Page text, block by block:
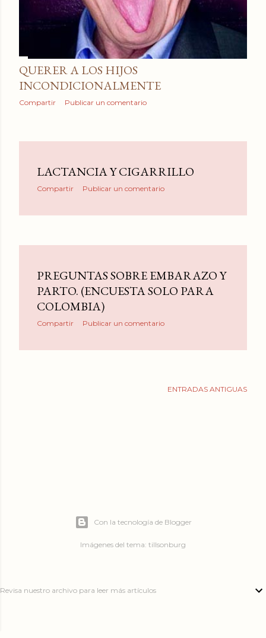
QUERER A LOS HIJOS
INCONDICIONALMENTE
Compartir Publicar un comentario
LACTANCIA Y CIGARRILLO
Compartir Publicar un comentario
PREGUNTAS SOBRE EMBARAZO Y
PARTO. (ENCUESTA SOLO PARA
COLOMBIA)
Compartir Publicar un comentario
ENTRADAS ANTIGUAS
Con la tecnología de Blogger
Imágenes del tema: tillsonburg
Revisa nuestro archivo para leer más artículos